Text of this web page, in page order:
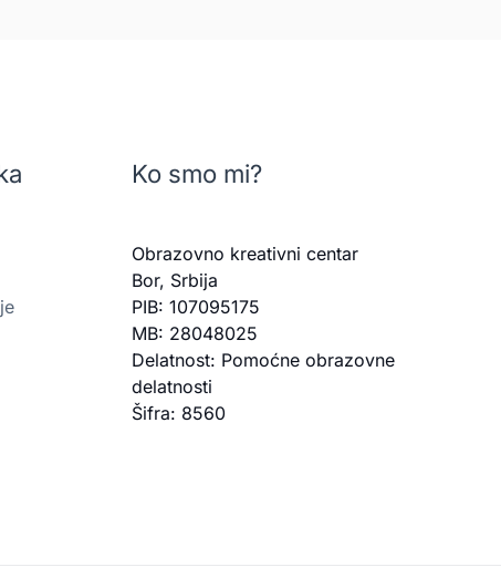
Ko smo mi?
Obrazovno kreativni centar
Bor, Srbija
PIB: 107095175
MB: 28048025
Delatnost: Pomoćne obrazovne
delatnosti
Šifra: 8560